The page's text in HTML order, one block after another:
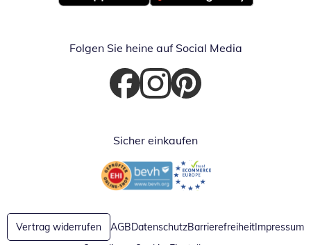
Öffnet in neuem FensterÖffnet in neuem Fenster
Folgen Sie heine auf Social Media
Öffnet in neuem Fenster
Öffnet in neuem Fenster
Öffnet in neuem Fenster
Sicher einkaufen
Öffnet in neuem FensterÖffnet in neuem Fenster
Vertrag widerrufen AGBDatenschutzBarrierefreiheitImpressum